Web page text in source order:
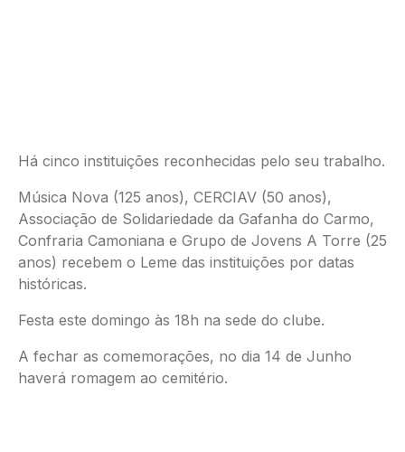
Há cinco instituições reconhecidas pelo seu trabalho.
Música Nova (125 anos), CERCIAV (50 anos),
Associação de Solidariedade da Gafanha do Carmo,
Confraria Camoniana e Grupo de Jovens A Torre (25
anos) recebem o Leme das instituições por datas
históricas.
Festa este domingo às 18h na sede do clube.
A fechar as comemorações, no dia 14 de Junho
haverá romagem ao cemitério.